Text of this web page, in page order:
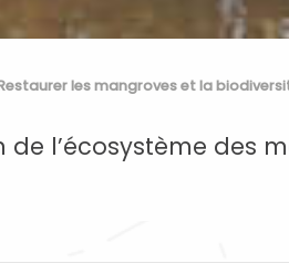
les mangroves et la
l’écosystème des